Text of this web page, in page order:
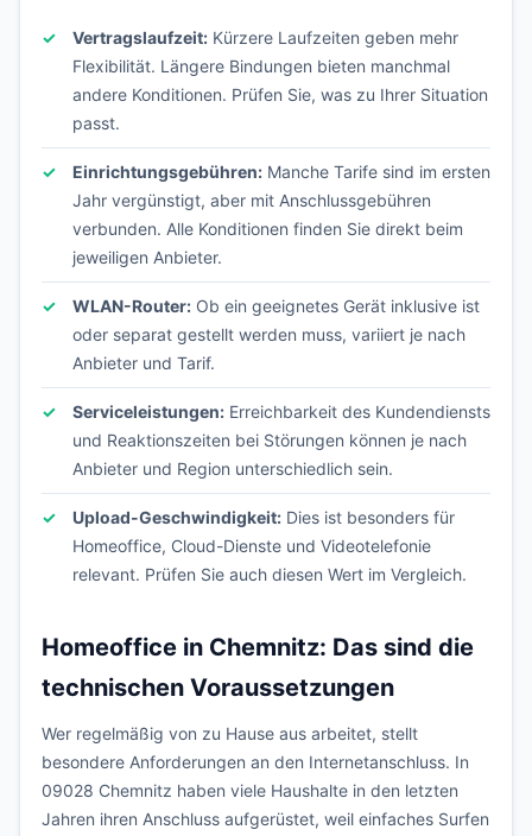
Vertragslaufzeit: Kürzere Laufzeiten geben mehr
Flexibilität. Längere Bindungen bieten manchmal
andere Konditionen. Prüfen Sie, was zu Ihrer Situation
passt.
Einrichtungsgebühren: Manche Tarife sind im ersten
Jahr vergünstigt, aber mit Anschlussgebühren
verbunden. Alle Konditionen finden Sie direkt beim
jeweiligen Anbieter.
WLAN-Router: Ob ein geeignetes Gerät inklusive ist
oder separat gestellt werden muss, variiert je nach
Anbieter und Tarif.
Serviceleistungen: Erreichbarkeit des Kundendiensts
und Reaktionszeiten bei Störungen können je nach
Anbieter und Region unterschiedlich sein.
Upload-Geschwindigkeit: Dies ist besonders für
Homeoffice, Cloud-Dienste und Videotelefonie
relevant. Prüfen Sie auch diesen Wert im Vergleich.
Homeoffice in Chemnitz: Das sind die
technischen Voraussetzungen
Wer regelmäßig von zu Hause aus arbeitet, stellt
besondere Anforderungen an den Internetanschluss. In
09028 Chemnitz haben viele Haushalte in den letzten
Jahren ihren Anschluss aufgerüstet, weil einfaches Surfen